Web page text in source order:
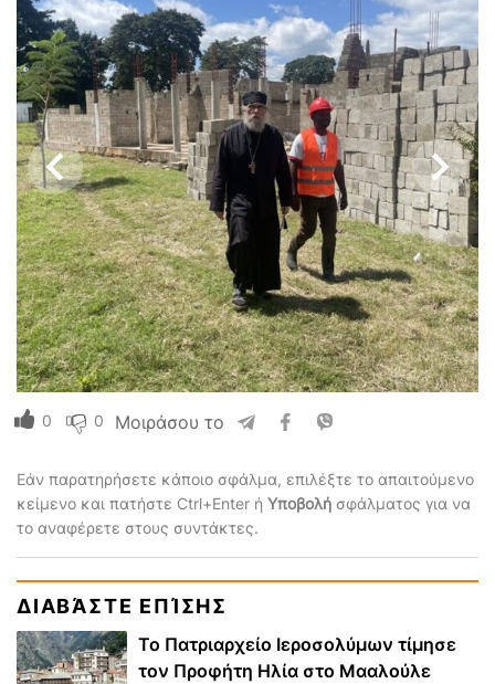
0 0 Μοιράσου το
Εάν παρατηρήσετε κάποιο σφάλμα, επιλέξτε το απαιτούμενο
κείμενο και πατήστε Ctrl+Enter ή Υποβολή σφάλματος για να
το αναφέρετε στους συντάκτες.
ΔΙΑΒΆΣΤΕ ΕΠΊΣΗΣ
Το Πατριαρχείο Ιεροσολύμων τίμησε
τον Προφήτη Ηλία στο Μααλούλε